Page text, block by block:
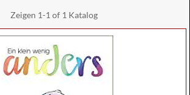
Zeigen 1-1 of 1 Katalog